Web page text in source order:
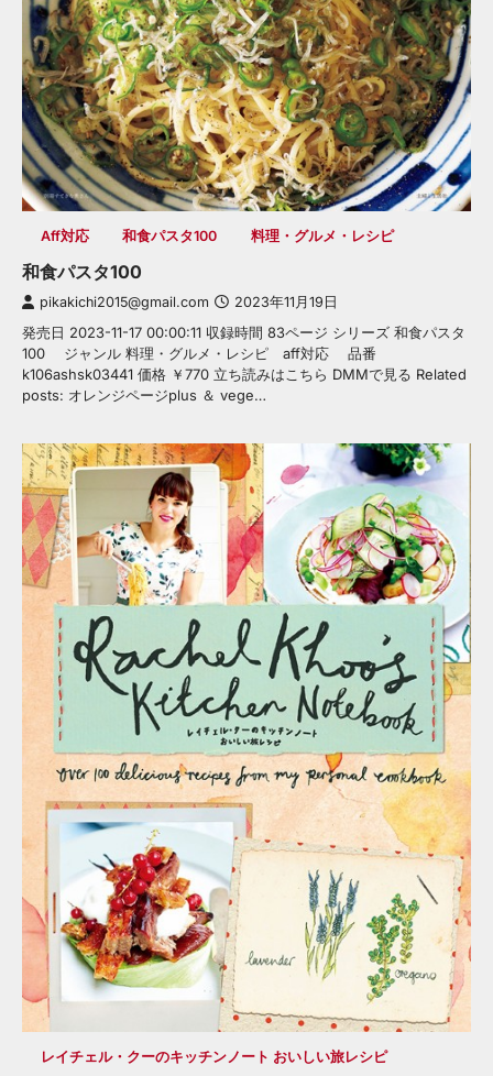
Aff対応 和食パスタ100 料理・グルメ・レシピ
和食パスタ100
pikakichi2015@gmail.com 2023年11月19日
発売日 2023-11-17 00:00:11 収録時間 83ページ シリーズ 和食パスタ
100 ジャンル 料理・グルメ・レシピ aff対応 品番
k106ashsk03441 価格 ￥770 立ち読みはこちら DMMで見る Related
posts: オレンジページplus ＆ vege…
レイチェル・クーのキッチンノート おいしい旅レシピ